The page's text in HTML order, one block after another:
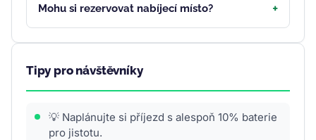
Mohu si rezervovat nabíjecí místo?
Tipy pro návštěvníky
💡 Naplánujte si příjezd s alespoň 10% baterie
pro jistotu.